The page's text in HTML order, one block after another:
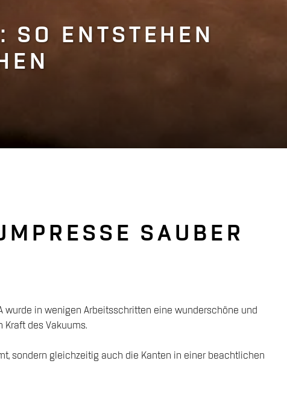
SO ENTSTEHEN
SAUBER
wurde in wenigen Arbeitsschritten eine wunderschöne und
des Vakuums.
sondern gleichzeitig auch die Kanten in einer beachtlichen